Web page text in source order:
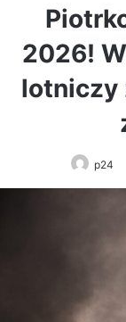
2026!
lotniczy
p24